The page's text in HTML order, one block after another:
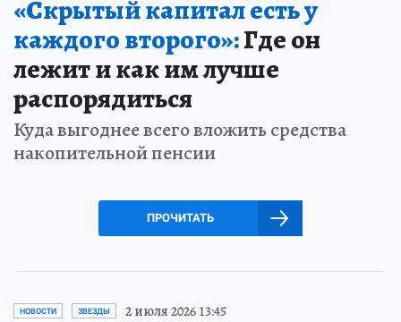
«Скрытый капитал есть у
каждого второго»:Где он
лежит и как им лучше
распорядиться
Куда выгоднее всего вложить средства
накопительной пенсии
ПРОЧИТАТЬ
НОВОСТИ ЗВЕЗДЫ 2 июля 2026 13:45